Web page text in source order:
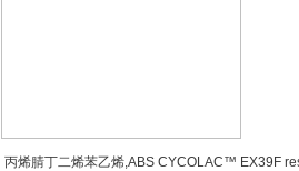
丙烯腈丁二烯苯乙烯,ABS CYCOLAC™ EX39F